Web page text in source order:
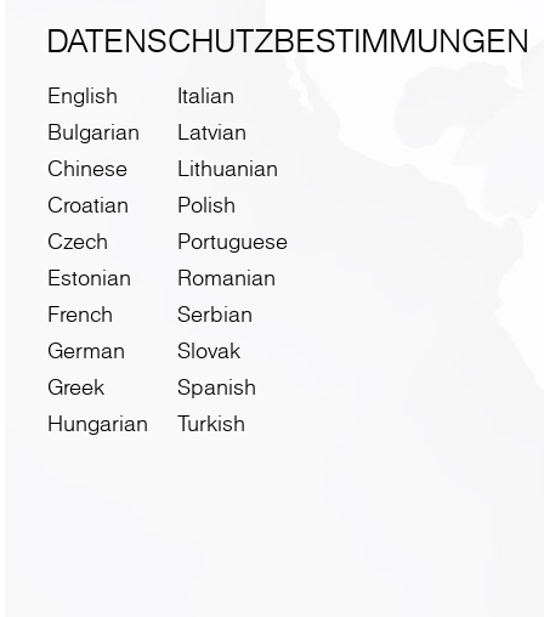
DATENSCHUTZBESTIMMUNGEN
English
Bulgarian
Chinese
Croatian
Czech
Estonian
French
German
Greek
Hungarian
Italian
Latvian
Lithuanian
Polish
Portuguese
Romanian
Serbian
Slovak
Spanish
Turkish